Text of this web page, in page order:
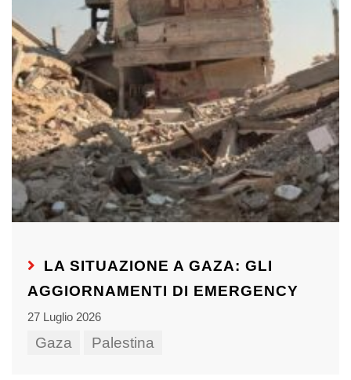
LA SITUAZIONE A GAZA: GLI
AGGIORNAMENTI DI EMERGENCY
27 Luglio 2026
Gaza Palestina